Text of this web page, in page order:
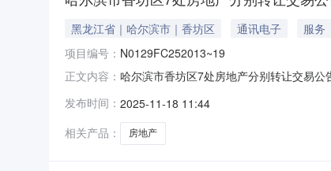
黑龙江省｜哈尔滨市｜香坊区 通讯电子
服务
项目编号： N0129FC252013~19
正文内容： 哈尔滨市香坊区7处房地产分别转让交易
（5）个工作日为周期延牌，最多延长（
在证照未做分割或无
发布时间： 2025-11-18 11:44
相关产品：
房地产